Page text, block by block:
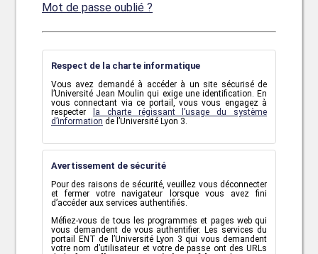
Mot de passe oublié ?
Respect de la charte informatique
Vous avez demandé à accéder à un site sécurisé de
l’Université Jean Moulin qui exige une identification. En
vous connectant via ce portail, vous vous engagez à
respecter
la charte régissant l’usage du système
d’information de l’Université Lyon 3.
Avertissement de sécurité
Pour des raisons de sécurité, veuillez vous déconnecter
et fermer votre navigateur lorsque vous avez fini
d’accéder aux services authentifiés.
Méfiez-vous de tous les programmes et pages web qui
vous demandent de vous authentifier. Les services du
portail ENT de l’Université Lyon 3 qui vous demandent
votre nom d’utilisateur et votre de passe ont des URLs